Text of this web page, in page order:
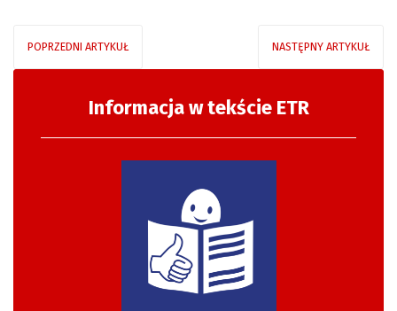
POPRZEDNI ARTYKUŁ NASTĘPNY ARTYKUŁ
Informacja w tekście ETR